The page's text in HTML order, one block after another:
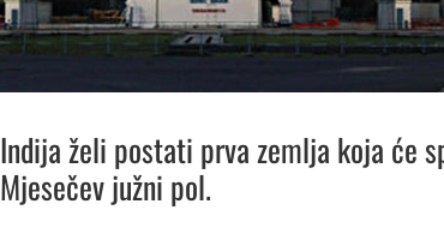
Indija želi postati prva zemlja koja će
Mjesečev južni pol.